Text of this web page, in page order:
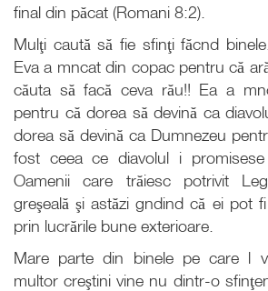
final din păcat (Romani 8:2).
Mulţi caută să fie sfinţi făcnd
Eva a mncat din copac pentru că
căuta să facă ceva rău!! Ea a
pentru că dorea să devină ca
dorea să devină ca Dumnezeu
fost ceea ce diavolul i promisese
Oamenii care trăiesc potrivit
greşeală şi astăzi gndind că ei pot
prin lucrările bune exterioare.
Mare parte din binele pe care l
multor creştini vine nu dintr-o